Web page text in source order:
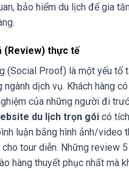
bảo hiểm du lịch để gia
(Review) thực tế
(Social Proof) là một yếu tố
ngành dịch vụ. Khách hàng
của những người đi
du lịch trọn gói có
luận bằng hình ảnh/video
tour diễn. Những review
hàng thuyết phục nhất mà